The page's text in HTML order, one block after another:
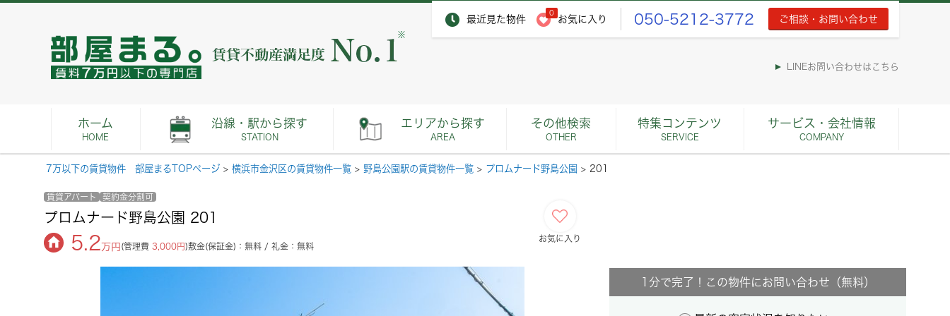
最近見た物件
0
お気に入り 050-5212-3772 ご相談・お問い合わせ
※
LINEお問い合わせはこちら
ホーム
HOME
沿線・駅から探す
STATION
エリアから探す
AREA
その他検索
OTHER
特集コンテンツ
SERVICE
サービス・会社情報
COMPANY
7万以下の賃貸物件 部屋まるTOPページ > 横浜市金沢区の賃貸物件一覧 > 野島公園駅の賃貸物件一覧 > プロムナード野島公園 > 201
賃貸アパート 契約金分割可
プロムナード野島公園 201
5.2 万円 (管理費 3,000円)敷金(保証金)：無料 / 礼金：無料
お気に入り
1分で完了！この物件にお問い合わせ（無料）